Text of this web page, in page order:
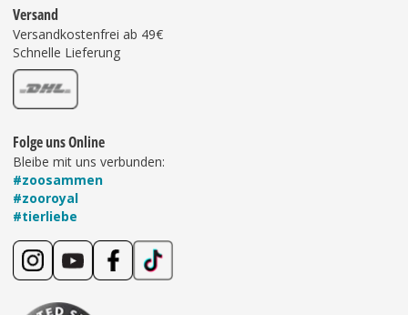
Versand
Versandkostenfrei ab 49€
Schnelle Lieferung
Folge uns Online
Bleibe mit uns verbunden:
#zoosammen
#zooroyal
#tierliebe